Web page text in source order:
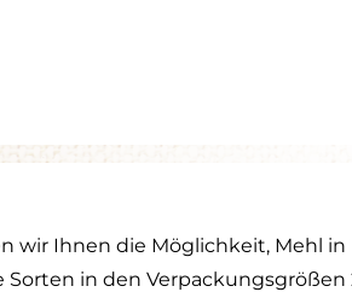
wir Ihnen die Möglichkeit, Mehl
in den